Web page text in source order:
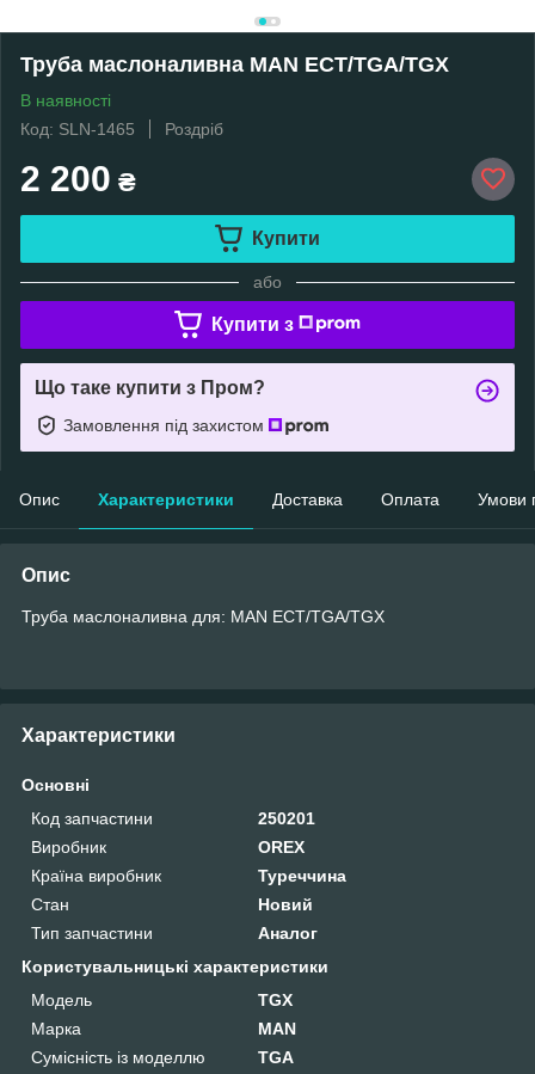
Труба маслоналивна MAN ECT/TGA/TGX
В наявності
Код: SLN-1465
Роздріб
2 200 ₴
Купити
або
Купити з
Що таке купити з Пром?
Замовлення під захистом
Опис Характеристики Доставка Оплата Умови
Опис
Труба маслоналивна для: MAN ECT/TGA/TGX
Характеристики
Основні
Код запчастини
250201
Виробник
OREX
Країна виробник
Туреччина
Стан
Новий
Тип запчастини
Аналог
Користувальницькі характеристики
Мoдель
TGX
Марка
MAN
Сумісність із моделлю
TGA